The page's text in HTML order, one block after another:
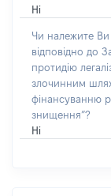
Ні
Чи належите Ви
відповідно до
протидію
злочинним
фінансуванню
знищення”?
Ні